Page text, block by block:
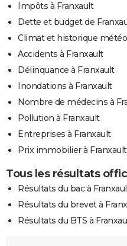
Impôts à Franxault
Dette et budget de
Climat et historique
Accidents à Franxault
Délinquance à Franxault
Inondations à Franxault
Nombre de médecins à
Pollution à Franxault
Entreprises à Franxault
Prix immobilier à Franxault
Tous les résultats
Résultats du bac à
Résultats du brevet à
Résultats du BTS à